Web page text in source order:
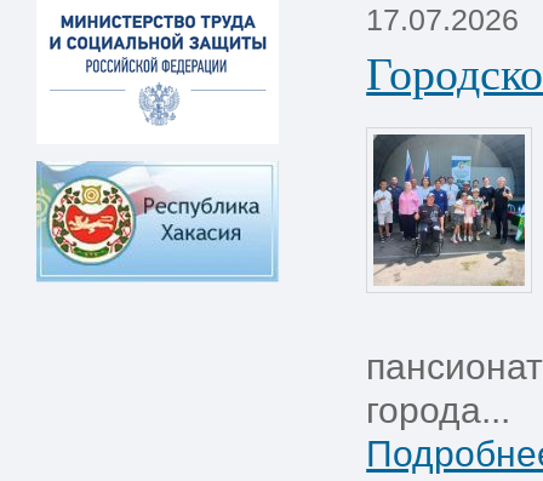
17.07.2026
города...